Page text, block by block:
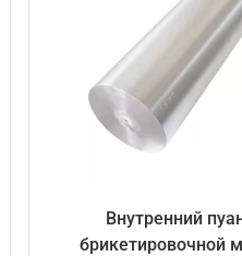
Внутренний
брикетировочной